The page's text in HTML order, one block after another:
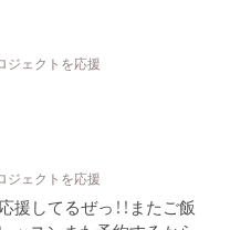
ジェクトを応援
ジェクトを応援
援してるぜっ！！またご飯